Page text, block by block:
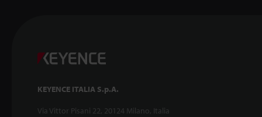
KEYENCE ITALIA S.p.A.
Via Vittor Pisani 22, 20124 Milano, Italia